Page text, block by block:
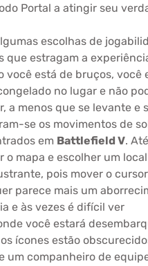
Portal a atingir seu
escolhas de
​​que estragam a
você está de bruços, você
no lugar e não
a menos que se levante e
se os movimentos de
em Battlefield V. Até
o mapa e escolher um
pois mover o
parece mais um
e às vezes é difícil ver
você estará
ícones estão
um companheiro de